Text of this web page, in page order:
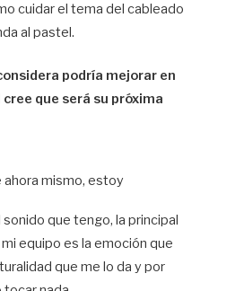
cuidar el tema del cableado
al pastel.
podría mejorar en
cree que será su próxima
ahora mismo, estoy
que tengo, la principal
equipo es la emoción que
que me lo da y por